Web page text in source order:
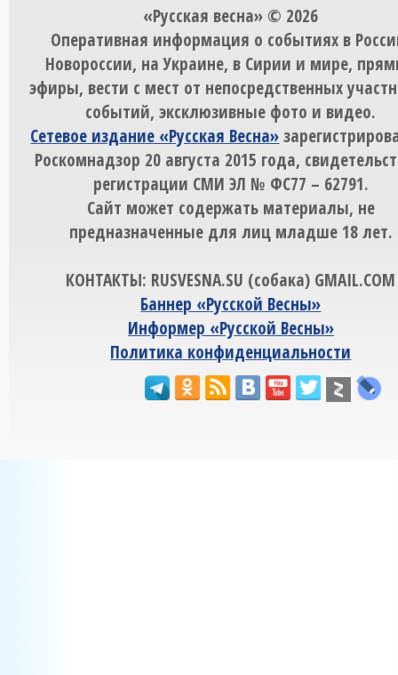
«Русская весна» © 2026
Оперативная информация о событиях в
Новороссии, на Украине, в Сирии и мире,
эфиры, вести с мест от непосредственных
событий, эксклюзивные фото и видео.
Сетевое издание «Русская Весна»
Роскомнадзор 20 августа 2015 года,
регистрации СМИ ЭЛ № ФС77 – 62791.
Сайт может содержать материалы, не
предназначенные для лиц младше 18 лет.
КОНТАКТЫ: RUSVESNA.SU (собака) GMAIL.COM
Баннер «Русской Весны»
Информер «Русской Весны»
Политика конфиденциальности